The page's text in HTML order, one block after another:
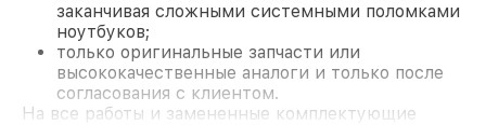
заканчивая сложными системными поломками
ноутбуков;
только оригинальные запчасти или
высококачественные аналоги и только после
согласования с клиентом.
На все работы и замененные комплектующие